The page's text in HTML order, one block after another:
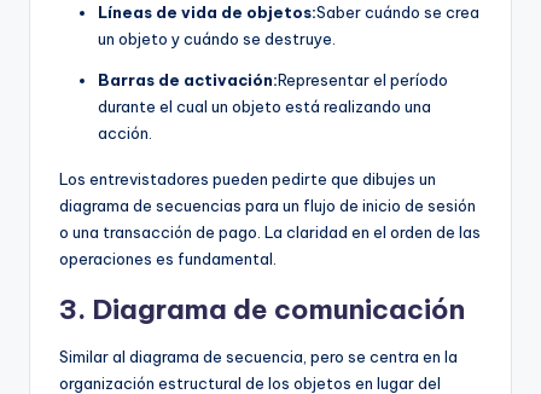
Líneas de vida de objetos:Saber cuándo se crea
un objeto y cuándo se destruye.
Barras de activación:Representar el período
durante el cual un objeto está realizando una
acción.
Los entrevistadores pueden pedirte que dibujes un
diagrama de secuencias para un flujo de inicio de sesión
o una transacción de pago. La claridad en el orden de las
operaciones es fundamental.
3. Diagrama de comunicación
Similar al diagrama de secuencia, pero se centra en la
organización estructural de los objetos en lugar del